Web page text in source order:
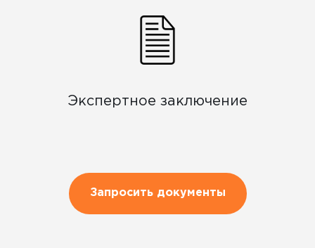
Экспертное заключение
Запросить документы